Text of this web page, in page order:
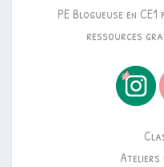
PE Blogueuse en
ressources
Ateliers